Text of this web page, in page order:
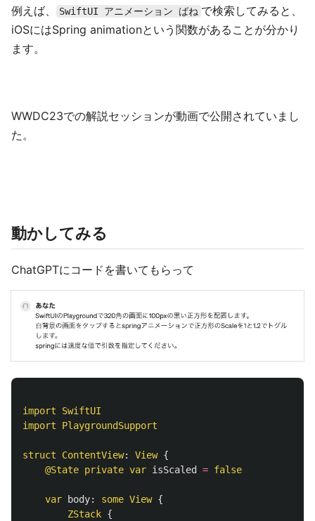
例えば、
SwiftUI アニメーション ばね で検索してみると、
iOSにはSpring animationという関数があることが分かり
ます。
WWDC23での解説セッションが動画で公開されていまし
た。
動かしてみる
ChatGPTにコードを書いてもらって
import
SwiftUI
import
PlaygroundSupport
struct ContentView: View {
@State private var isScaled = false
var body: some View {
ZStack {